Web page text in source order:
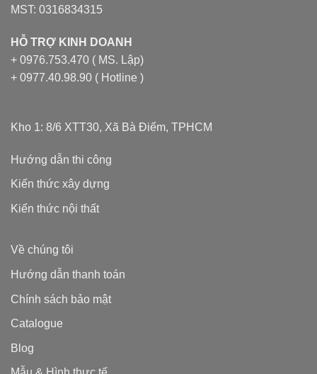
MST: 0316834315
HỖ TRỢ KINH DOANH
+ 0976.753.470 ( MS. Lập)
+ 0977.40.98.90 ( Hotline )
Kho 1: 8/6 XTT30, Xã Bà Điểm, TPHCM
Hướng dẫn thi công
Kiến thức xây dựng
Kiến thức nội thất
Về chúng tôi
Hướng dẫn thanh toán
Chính sách bảo mật
Catalogue
Blog